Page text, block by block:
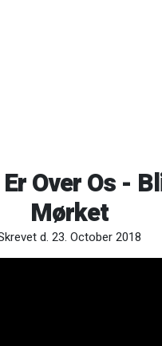
Over Os -
Mørket
d. 23. October 2018